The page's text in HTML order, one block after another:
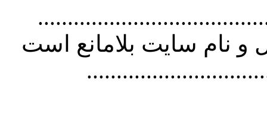
استفاده از
نام سايت بلامانع است